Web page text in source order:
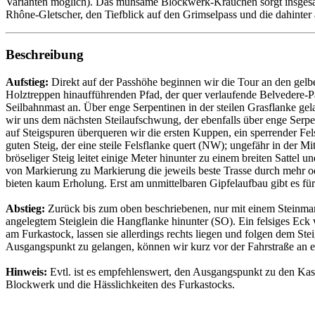
Rhône-Gletscher, den Tiefblick auf den Grimselpass und die
Beschreibung
Aufstieg: Direkt auf der Passhöhe beginnen wir die Tour an den
Holztreppen hinaufführenden Pfad, der quer verlaufende
Seilbahnmast an. Über enge Serpentinen in der steilen Grasflanke
wir uns dem nächsten Steilaufschwung, der ebenfalls über enge
auf Steigspuren überqueren wir die ersten Kuppen, ein sperrender
guten Steig, der eine steile Felsflanke quert (NW); ungefähr in der
bröseliger Steig leitet einige Meter hinunter zu einem breiten Sattel
von Markierung zu Markierung die jeweils beste Trasse durch mehr
bieten kaum Erholung. Erst am unmittelbaren Gipfelaufbau gibt es
Abstieg: Zurück bis zum oben beschriebenen, nur mit einem
angelegtem Steiglein die Hangflanke hinunter (SO). Ein felsiges
am Furkastock, lassen sie allerdings rechts liegen und folgen dem
Ausgangspunkt zu gelangen, können wir kurz vor der Fahrstraße
Hinweis: Evtl. ist es empfehlenswert, den Ausgangspunkt zu den
Blockwerk und die Hässlichkeiten des Furkastocks.